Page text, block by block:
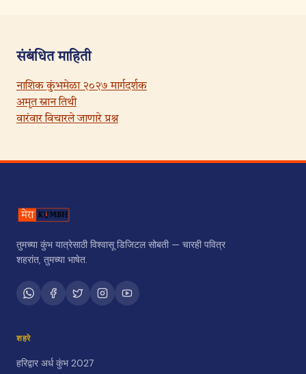
संबंधित माहिती
नाशिक कुंभमेळा २०२७ मार्गदर्शक
अमृत स्नान तिथी
वारंवार विचारले जाणारे प्रश्न
तुमच्या कुंभ यात्रेसाठी विश्वासू डिजिटल सोबती — चारही पवित्र
शहरांत, तुमच्या भाषेत.
शहरे
हरिद्वार अर्ध कुंभ 2027